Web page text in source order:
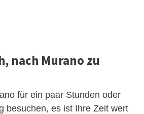
nach Murano zu
für ein paar Stunden oder
besuchen, es ist Ihre Zeit wert